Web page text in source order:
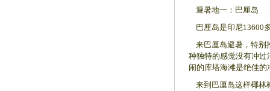
避暑地一：巴厘岛
巴厘岛是印尼13600
来巴厘岛避暑，特别
种独特的感觉没有冲
闹的库塔海滩是绝佳的
来到巴厘岛这样椰林